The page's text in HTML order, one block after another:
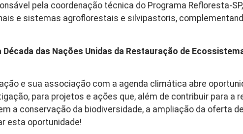
pela coordenação técnica do Programa Refloresta-
e sistemas agroflorestais e silvipastoris,
Década das Nações Unidas da Restauração de
e sua associação com a agenda climática abre
para projetos e ações que, além de contribuir para
a conservação da biodiversidade, a ampliação da oferta
esta oportunidade!